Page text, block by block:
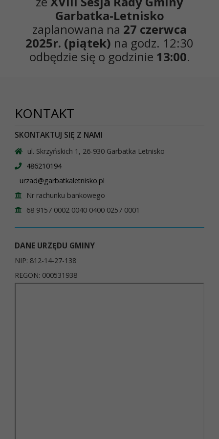
Garbatka-Letnisko
zaplanowana na 27 czerwca
2025r. (piątek) na godz. 12:30
odbędzie się o godzinie 13:00.
KONTAKT
SKONTAKTUJ SIĘ Z NAMI
ul. Skrzyńskich 1, 26-930 Garbatka Letnisko
486210194
urzad@garbatkaletnisko.pl
Nr rachunku bankowego
68 9157 0002 0040 0400 0257 0001
DANE URZĘDU GMINY
NIP: 812-14-27-138
REGON: 000531938